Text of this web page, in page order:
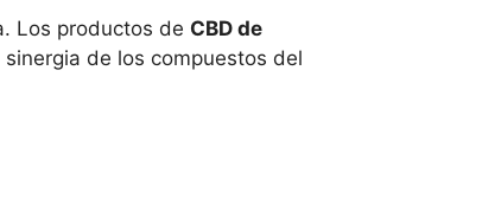
Los productos de CBD de
de los compuestos del